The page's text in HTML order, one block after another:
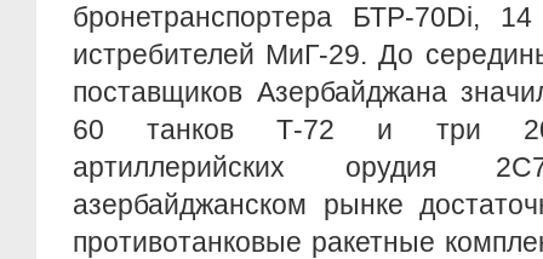
бронетранспортера БТР-70Di,
истребителей МиГ-29. До
поставщиков Азербайджана
60 танков Т-72 и три
артиллерийских орудия
азербайджанском рынке
противотанковые ракетные